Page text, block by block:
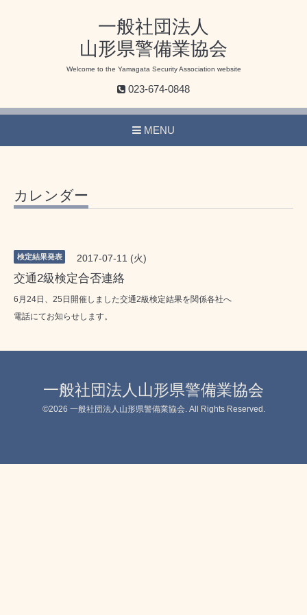
一般社団法人
山形県警備業協会
Welcome to the Yamagata Security Association website
023-674-0848
MENU
カレンダー
検定結果発表 2017-07-11 (火)
交通2級検定合否連絡
6月24日、25日開催しました交通2級検定結果を関係各社へ
電話にてお知らせします。
一般社団法人山形県警備業協会
©2026 一般社団法人山形県警備業協会. All Rights Reserved.